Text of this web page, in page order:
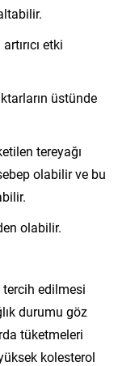
etki
üstünde
tereyağı
olabilir ve bu
olabilir.
tercih edilmesi
durumu göz
tüketmeleri
kolesterol